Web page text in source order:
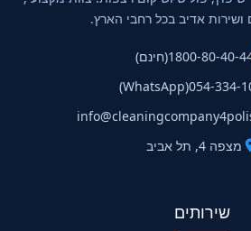
אדיב בכל רחבי הארץ.
1800-80-40-(חינם)
054-334-
(WhatsApp)
מצפה 4, תל אביב
שירותים